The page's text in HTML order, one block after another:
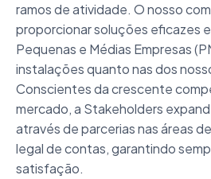
ramos de atividade. O nosso
proporcionar soluções eficazes
Pequenas e Médias Empresas
instalações quanto nas dos
Conscientes da crescente
mercado, a Stakeholders
através de parcerias nas áreas
legal de contas, garantindo
satisfação.